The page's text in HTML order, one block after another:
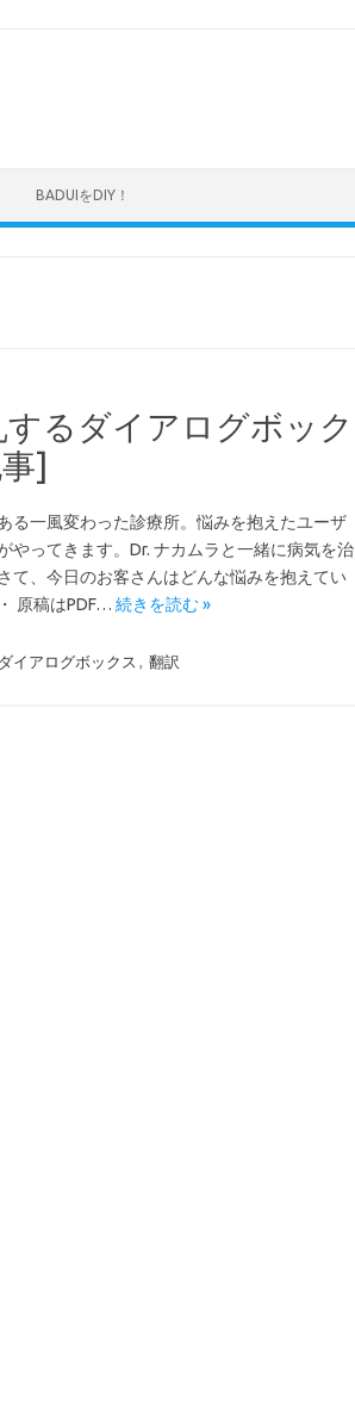
BADUIをDIY！
るダイアログボック
]
る一風変わった診療所。悩みを抱えたユーザ
やってきます。Dr. ナカムラと一緒に病気を治
て、今日のお客さんはどんな悩みを抱えてい
原稿はPDF… 続きを読む »
ダイアログボックス , 翻訳